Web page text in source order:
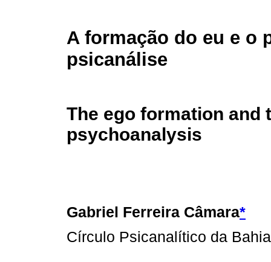
A formação do eu e o
psicanálise
The ego formation and
psychoanalysis
Gabriel Ferreira Câmara*
Círculo Psicanalítico da Bahia